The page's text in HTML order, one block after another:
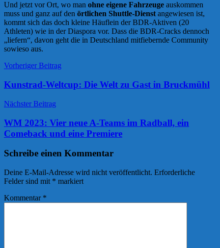
Und jetzt vor Ort, wo man ohne eigene Fahrzeuge auskommen
muss und ganz auf den örtlichen Shuttle-Dienstangewiesen ist,
kommt sich das doch kleine Häuflein der BDR-Aktiven (20
Athleten) wie in der Diaspora vor. Dass die BDR-Cracks dennoch
„liefern“, davon geht die in Deutschland mitfiebernde Community
sowieso aus.
International
News
Beitrags-
Navigation
Vorheriger Beitrag
Kunstrad-Weltcup: Die Welt zu Gast in Bruckmühl
Nächster Beitrag
WM 2023: Vier neue A-Teams im Radball, ein
Comeback und eine Premiere
Schreibe einen Kommentar
Deine E-Mail-Adresse wird nicht veröffentlicht. Erforderliche
Felder sind mit * markiert
Kommentar *